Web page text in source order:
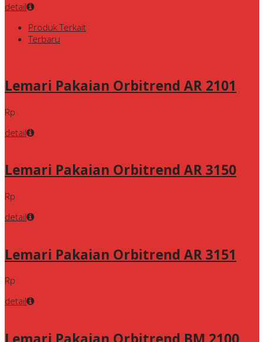
detail
Produk Terkait
Terbaru
Lemari Pakaian Orbitrend AR 2101
Rp
detail
Lemari Pakaian Orbitrend AR 3150
Rp
detail
Lemari Pakaian Orbitrend AR 3151
Rp
detail